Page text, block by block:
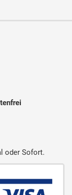
oder Sofort.